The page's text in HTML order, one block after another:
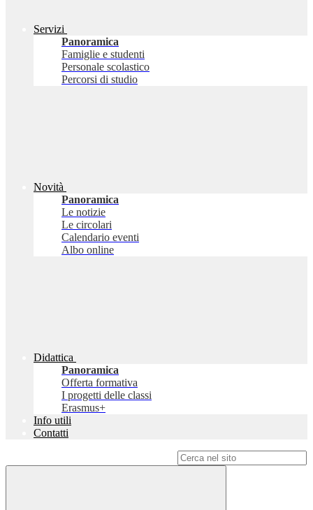
Servizi
Panoramica
Famiglie e studenti
Personale scolastico
Percorsi di studio
Novità
Panoramica
Le notizie
Le circolari
Calendario eventi
Albo online
Didattica
Panoramica
Offerta formativa
I progetti delle classi
Erasmus+
Info utili
Contatti